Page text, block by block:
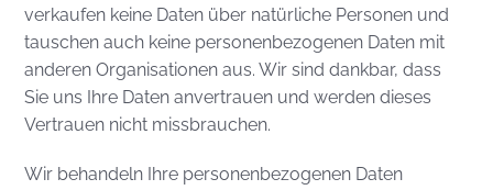
verkaufen keine Daten über natürliche Personen und
tauschen auch keine personenbezogenen Daten mit
anderen Organisationen aus. Wir sind dankbar, dass
Sie uns Ihre Daten anvertrauen und werden dieses
Vertrauen nicht missbrauchen.
Wir behandeln Ihre personenbezogenen Daten